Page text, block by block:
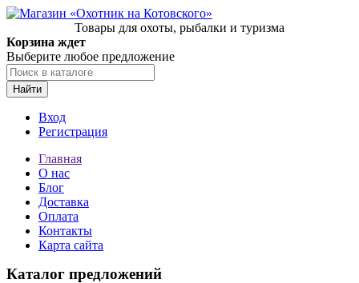
Товары для охоты, рыбалки и туризма
Корзина ждет
Выберите любое предложение
Найти
Вход
Регистрация
Главная
О нас
Блог
Доставка
Оплата
Контакты
Карта сайта
Каталог предложений